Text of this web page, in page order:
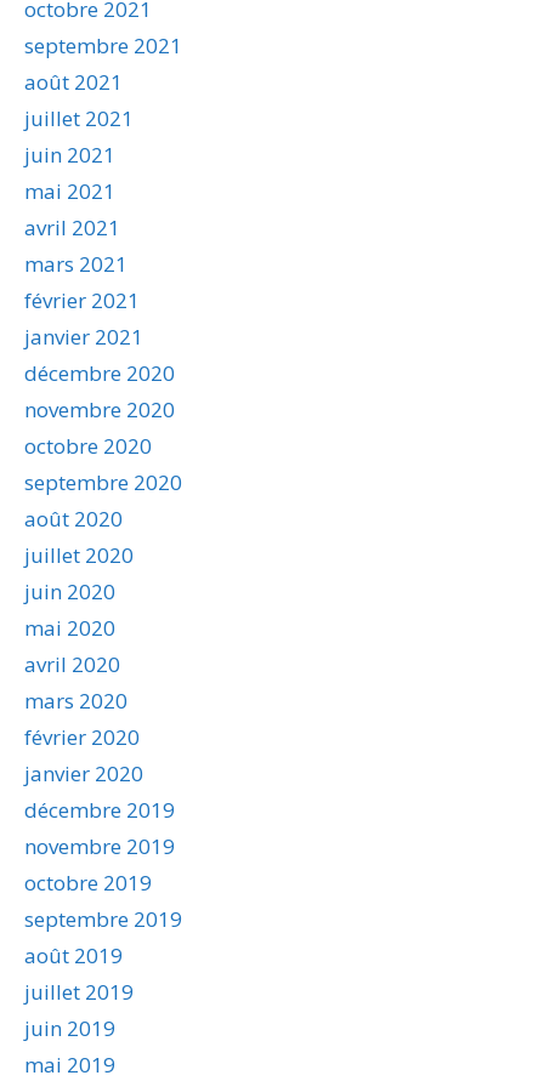
octobre 2021
septembre 2021
août 2021
juillet 2021
juin 2021
mai 2021
avril 2021
mars 2021
février 2021
janvier 2021
décembre 2020
novembre 2020
octobre 2020
septembre 2020
août 2020
juillet 2020
juin 2020
mai 2020
avril 2020
mars 2020
février 2020
janvier 2020
décembre 2019
novembre 2019
octobre 2019
septembre 2019
août 2019
juillet 2019
juin 2019
mai 2019